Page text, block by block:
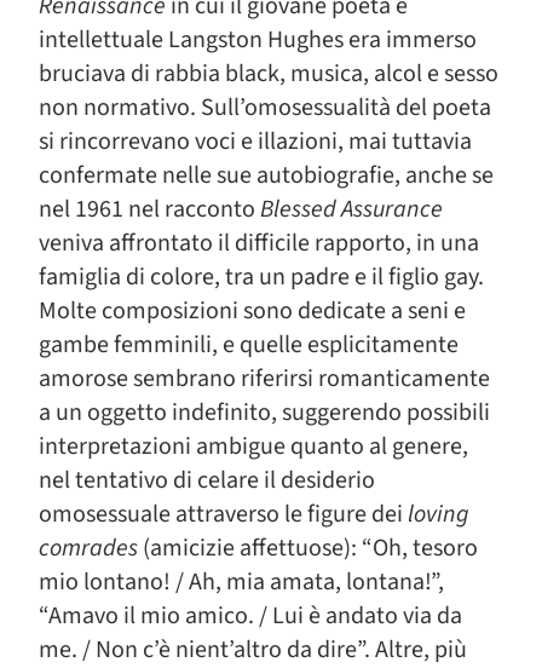
intellettuale Langston Hughes era immerso
bruciava di rabbia black, musica, alcol e sesso
non normativo. Sull’omosessualità del poeta
si rincorrevano voci e illazioni, mai tuttavia
confermate nelle sue autobiografie, anche se
nel 1961 nel raccontoBlessed Assurance
veniva affrontato il difficile rapporto, in una
famiglia di colore, tra un padre e il figlio gay.
Molte composizioni sono dedicate a seni e
gambe femminili, e quelle esplicitamente
amorose sembrano riferirsi romanticamente
a un oggetto indefinito, suggerendo possibili
interpretazioni ambigue quanto al genere,
nel tentativo di celare il desiderio
omosessuale attraverso le figure dei loving
comrades(amicizie affettuose): “Oh, tesoro
mio lontano! / Ah, mia amata, lontana!”,
“Amavo il mio amico. / Lui è andato via da
me. / Non c’è nient’altro da dire”. Altre, più